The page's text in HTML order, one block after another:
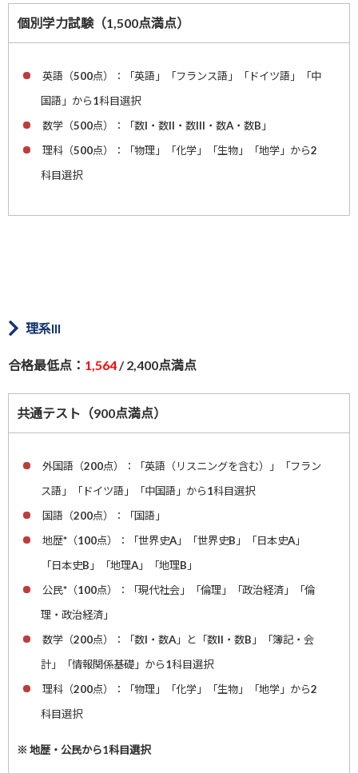
個別学力試験（1,500点満点）
英語（500点）：「英語」「フランス語」「ドイツ語」「中
国語」から1科目選択
数学（500点）：「数I・数II・数III・数A・数B」
理科（500点）：「物理」「化学」「生物」「地学」から2
科目選択
理系III
合格最低点： 1,564/ 2,400点満点
共通テスト（900点満点）
外国語（200点）：「英語（リスニングを含む）」「フラン
ス語」「ドイツ語」「中国語」から1科目選択
国語（200点）：「国語」
地歴*（100点）：「世界史A」「世界史B」「日本史A」
「日本史B」「地理A」「地理B」
公民*（100点）：「現代社会」「倫理」「政治経済」「倫
理・政治経済」
数学（200点）：「数I・数A」と「数II・数B」「簿記・会
計」「情報関係基礎」から1科目選択
理科（200点）：「物理」「化学」「生物」「地学」から2
科目選択
※ 地歴・公民から1科目選択